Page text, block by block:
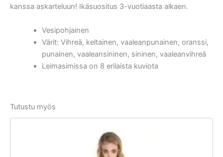
kanssa askarteluun! Ikäsuositus 3-vuotiaasta alkaen.
Vesipohjainen
Värit: Vihreä, keltainen, vaaleanpunainen, oranssi,
punainen, vaaleansininen, sininen, vaaleanvihreä
Leimasimissa on 8 erilaista kuviota
Tutustu myös